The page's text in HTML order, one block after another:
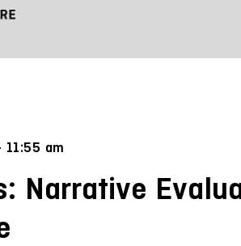
11:55 am
Narrative